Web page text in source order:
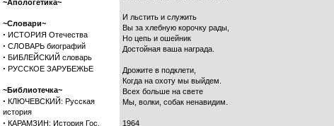
~Апологетика~
~Словари~
· ИСТОРИЯ Отечества
· СЛОВАРЬ биографий
· БИБЛЕЙСКИЙ словарь
· РУССКОЕ ЗАРУБЕЖЬЕ
~Библиотечка~
· КЛЮЧЕВСКИЙ: Русская
история
· КАРАМЗИН: История Гос.
И льстить и служить
Вы за хлебную корочку рады,
Но цепь и ошейник
Достойная ваша награда.
Дрожите в подклети,
Когда на охоту мы выйдем.
Всех больше на свете
Мы, волки, собак ненавидим.
1964